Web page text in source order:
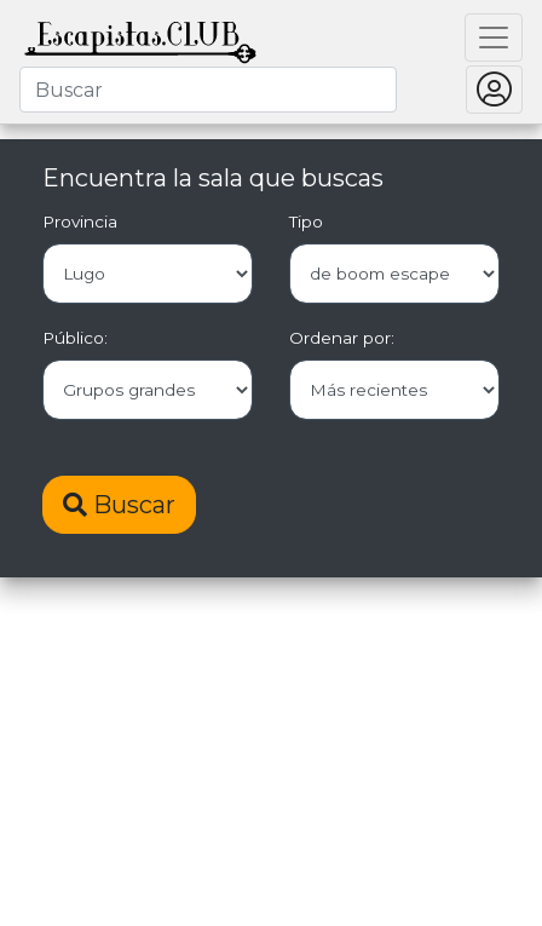
Encuentra la sala que buscas
Provincia Tipo
Público: Ordenar por:
Buscar